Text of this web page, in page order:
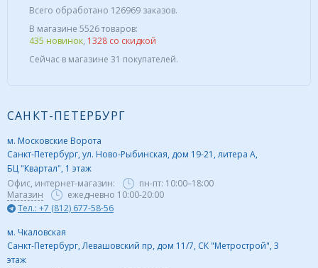
Всего обработано 126969 заказов.
В магазине 5526 товаров:
435 новинок, 1328 со скидкой
Сейчас в магазине 31 покупателей.
САНКТ-ПЕТЕРБУРГ
м. Московские Ворота
Санкт-Петербург, ул. Ново-Рыбинская, дом 19-21, литера А,
БЦ "Квартал", 1 этаж
Офис, интернет-магазин:
пн-пт: 10:00–18:00
Магазин
ежедневно 10:00-20:00
Тел.: +7 (812) 677-58-56
м. Чкаловская
Санкт-Петербург, Левашовский пр, дом 11/7, СК "Метрострой", 3
этаж